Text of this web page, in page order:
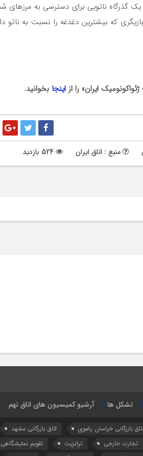
یک گذرگاه ناتویی برای دسترسی به مرزهای
که بیشترین دغدغه را نسبت به ناتو
ایران» را از اینجا بخوانید.
منبع : اتاق ایران
تشکل ها آرشیو کمیسیون های اتاق نهم
اتاق بازرگانی خراسان رضوی اتاق بازرگانی مشهد
تجارت خارجی ترانزیت تقویم نمایشگاهی